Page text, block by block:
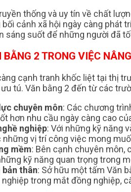
thống và uy tín về chất
bối cảnh xã hội ngày càng phát
sáng suốt để những người đã
2 TRONG VIỆC
cạnh tranh khốc liệt tại thị
tú. Văn bằng 2 đến từ các
chuyên môn: Các chương
hơn nhu cầu ngày càng cao
nghiệp: Với những kỹ năng
những vị trí công việc mong
mềm: Bên cạnh chuyên môn,
kỹ năng quan trọng trong
thân: Sở hữu một tấm Văn
trong mắt đồng nghiệp,